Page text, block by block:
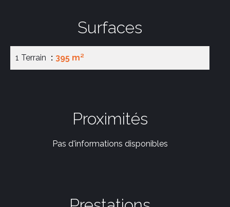
Surfaces
1 Terrain 395 m²
Proximités
Pas d'informations disponibles